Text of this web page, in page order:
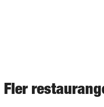
Fler